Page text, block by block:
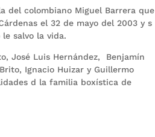
del colombiano Miguel Barrera que
el 32 de mayo del 2003 y s
salvo la vida.
José Luis Hernández, Benjamín
Ignacio Huizar y Guillermo
d la familia boxística de